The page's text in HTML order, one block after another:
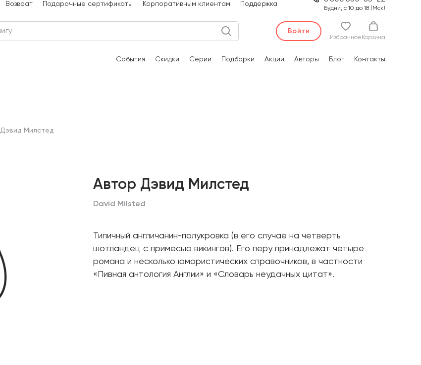
Возврат Подарочные сертификаты Корпоративным клиентам Поддержка
Будни, с 10 до 18 (Мск)
Войти
Избранное Корзина
События Скидки Серии Подборки Акции Авторы Блог Контакты
Дэвид Милстед
Автор Дэвид Милстед
David Milsted
Типичный англичанин-полукровка (в его случае на четверть
шотландец с примесью викингов). Его перу принадлежат четыре
романа и несколько юмористических справочников, в частности
«Пивная антология Англии» и «Словарь неудачных цитат».